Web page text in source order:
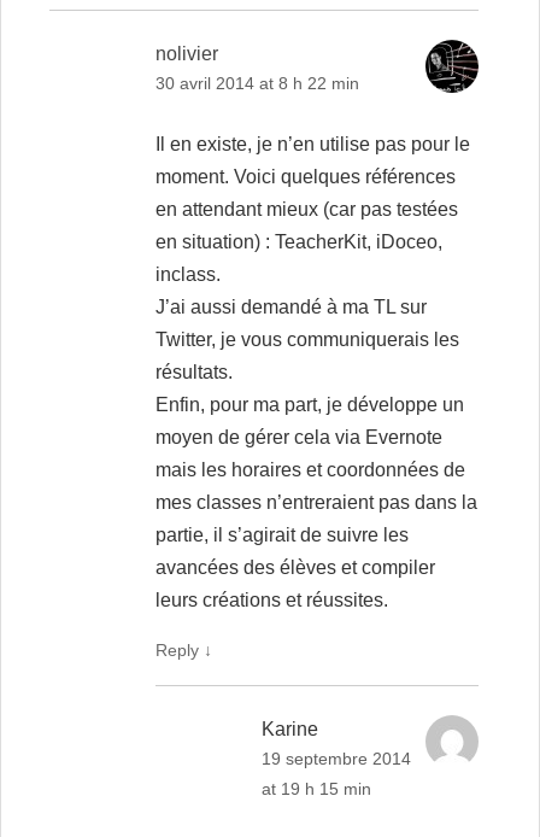
nolivier
30 avril 2014 at 8 h 22 min
Il en existe, je n’en utilise pas pour le
moment. Voici quelques références
en attendant mieux (car pas testées
en situation) : TeacherKit, iDoceo,
inclass.
J’ai aussi demandé à ma TL sur
Twitter, je vous communiquerais les
résultats.
Enfin, pour ma part, je développe un
moyen de gérer cela via Evernote
mais les horaires et coordonnées de
mes classes n’entreraient pas dans la
partie, il s’agirait de suivre les
avancées des élèves et compiler
leurs créations et réussites.
Reply ↓
Karine
19 septembre 2014
at 19 h 15 min